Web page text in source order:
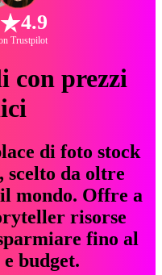
4.9
Trustpilot
con prezzi
di foto stock
scelto da oltre
mondo. Offre a
risorse
fino al
budget.